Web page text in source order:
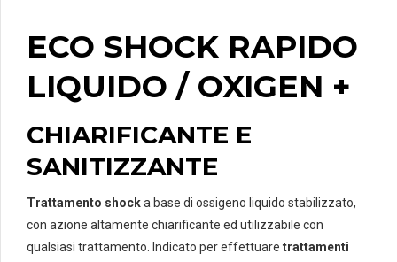
LIQUIDO
-
OXIGEN
+
ECO SHOCK RAPIDO
LIQUIDO / OXIGEN +
CHIARIFICANTE E
SANITIZZANTE
Trattamento shocka base di ossigeno liquido stabilizzato,
con azione altamente chiarificante ed utilizzabile con
qualsiasi trattamento. Indicato per effettuare trattamenti